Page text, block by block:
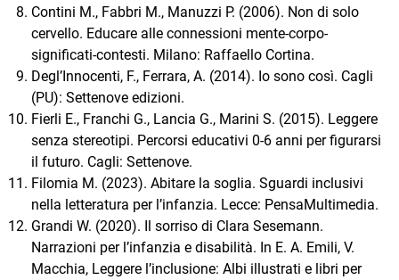
Contini M., Fabbri M., Manuzzi P. (2006). Non di solo
cervello. Educare alle connessioni mente-corpo-
significati-contesti. Milano: Raffaello Cortina.
Degl’Innocenti, F., Ferrara, A. (2014). Io sono così. Cagli
(PU): Settenove edizioni.
Fierli E., Franchi G., Lancia G., Marini S. (2015). Leggere
senza stereotipi. Percorsi educativi 0-6 anni per figurarsi
il futuro. Cagli: Settenove.
Filomia M. (2023). Abitare la soglia. Sguardi inclusivi
nella letteratura per l’infanzia. Lecce: PensaMultimedia.
Grandi W. (2020). Il sorriso di Clara Sesemann.
Narrazioni per l’infanzia e disabilità. In E. A. Emili, V.
Macchia, Leggere l’inclusione: Albi illustrati e libri per